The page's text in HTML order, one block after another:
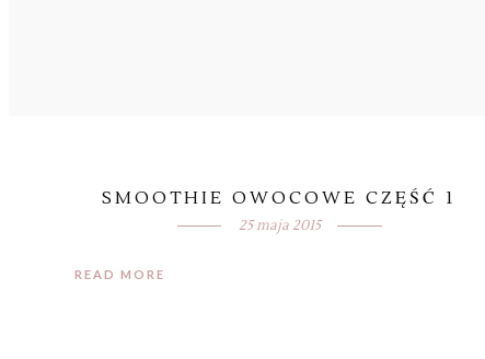
SMOOTHIE OWOCOWE CZĘŚĆ 1
25 maja 2015
READ MORE